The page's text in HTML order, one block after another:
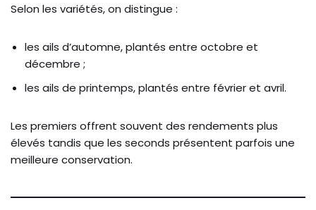
Selon les variétés, on distingue :
les ails d’automne, plantés entre octobre et
décembre ;
les ails de printemps, plantés entre février et avril.
Les premiers offrent souvent des rendements plus
élevés tandis que les seconds présentent parfois une
meilleure conservation.